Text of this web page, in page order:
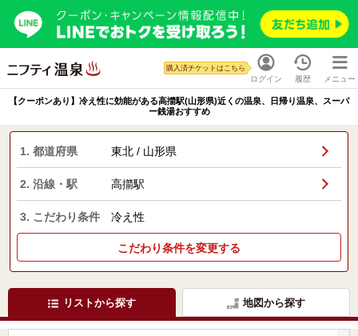
ログイン
購入済チケットはこちら
履歴 メニュー
【クーポンあり】冷え性に効能がある高擶駅(山形県)近くの温泉、日帰り温泉、スーパ
ー銭湯おすすめ
1. 都道府県 東北 / 山形県
2. 沿線・駅 高擶駅
3. こだわり条件 冷え性
こだわり条件を変更する
リストから探す 地図から探す